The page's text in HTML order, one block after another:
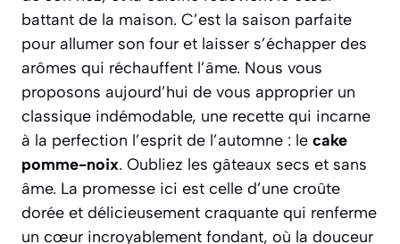
battant de la maison. C’est la saison parfaite
pour allumer son four et laisser s’échapper des
arômes qui réchauffent l’âme. Nous vous
proposons aujourd’hui de vous approprier un
classique indémodable, une recette qui incarne
à la perfection l’esprit de l’automne : le cake
pomme-noix. Oubliez les gâteaux secs et sans
âme. La promesse ici est celle d’une croûte
dorée et délicieusement craquante qui renferme
un cœur incroyablement fondant, où la douceur